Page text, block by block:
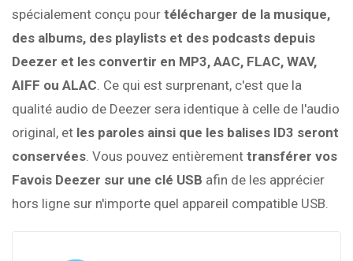
spécialement conçu pour télécharger de la musique,
des albums, des playlists et des podcasts depuis
Deezer et les convertir en MP3, AAC, FLAC, WAV,
AIFF ou ALAC. Ce qui est surprenant, c'est que la
qualité audio de Deezer sera identique à celle de l'audio
original, et les paroles ainsi que les balises ID3 seront
conservées. Vous pouvez entièrement transférer vos
Favois Deezer sur une clé USB afin de les apprécier
hors ligne sur n'importe quel appareil compatible USB.